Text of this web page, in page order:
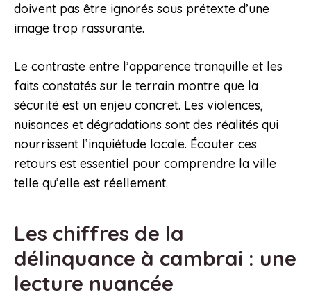
doivent pas être ignorés sous prétexte d’une
image trop rassurante.
Le contraste entre l’apparence tranquille et les
faits constatés sur le terrain montre que la
sécurité est un enjeu concret. Les violences,
nuisances et dégradations sont des réalités qui
nourrissent l’inquiétude locale. Écouter ces
retours est essentiel pour comprendre la ville
telle qu’elle est réellement.
Les chiffres de la
délinquance à cambrai : une
lecture nuancée